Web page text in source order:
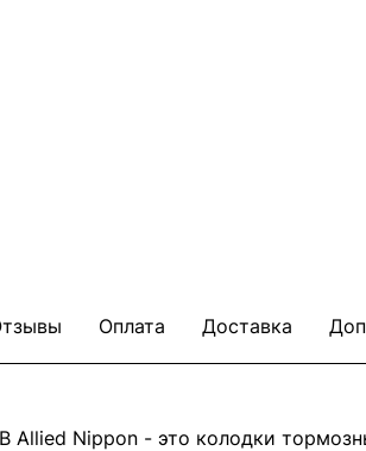
Оплата Доставка
Allied Nippon - это колодки